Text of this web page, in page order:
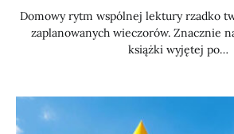
Domowy rytm wspólnej lektury rzadko
zaplanowanych wieczorów. Znacznie
książki wyjętej po…